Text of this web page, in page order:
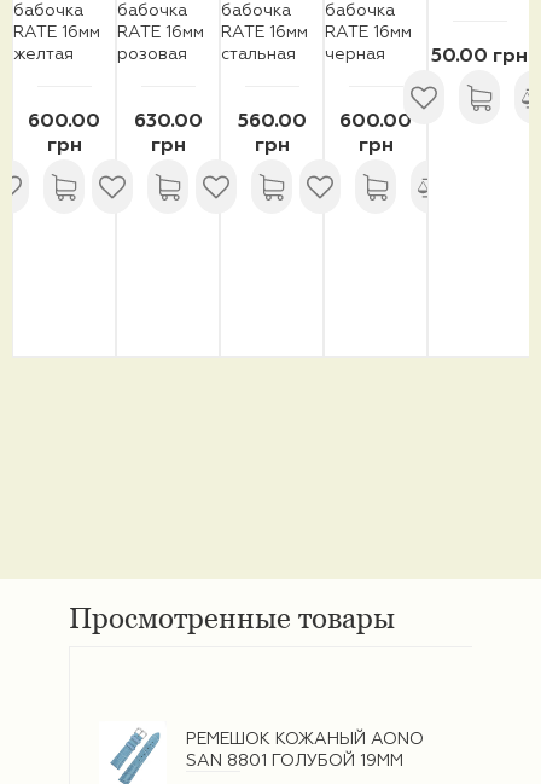
бабочка
RATE 16мм
желтая
600.00
грн
бабочка
RATE 16мм
розовая
630.00
грн
бабочка
RATE 16мм
стальная
560.00
грн
бабочка
RATE 16мм
черная
600.00
грн
50.00 грн
Просмотренные товары
РЕМЕШОК КОЖАНЫЙ AONO
SAN 8801 ГОЛУБОЙ 19ММ